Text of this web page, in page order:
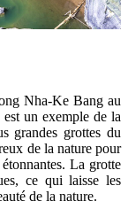
Nha-Ke Bang au
est un exemple de la
grandes grottes du
de la nature pour
La grotte
ce qui laisse les
de la nature.